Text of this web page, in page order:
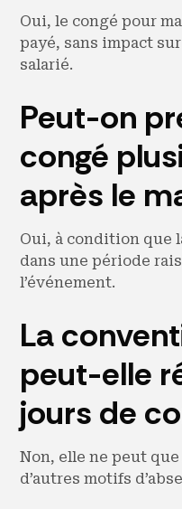
Oui, le congé pour
payé, sans impact
salarié.
Peut-on
congé
après le
Oui, à condition que
dans une période
l’événement.
La
peut-elle
jours de
Non, elle ne peut
d’autres motifs